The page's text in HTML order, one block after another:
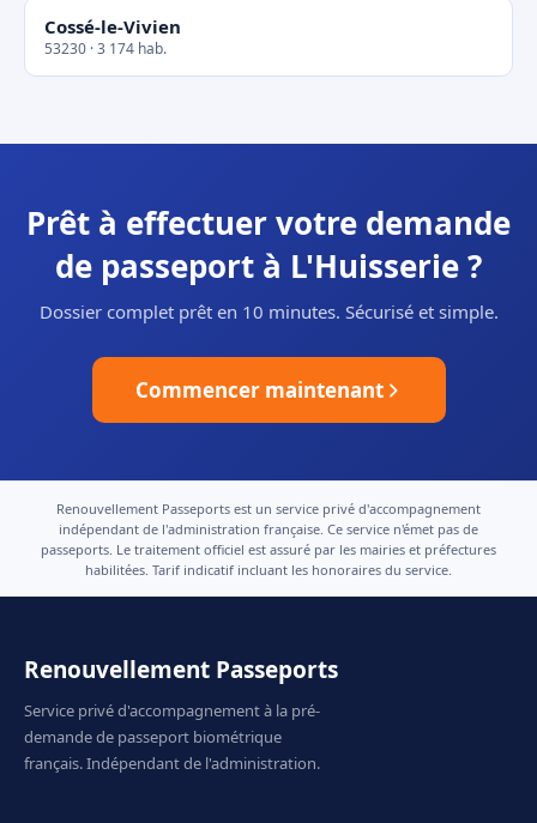
Cossé-le-Vivien
53230 · 3 174 hab.
Prêt à effectuer votre demande
de passeport à L'Huisserie ?
Dossier complet prêt en 10 minutes. Sécurisé et simple.
Commencer maintenant
Renouvellement Passeports est un service privé d'accompagnement
indépendant de l'administration française. Ce service n'émet pas de
passeports. Le traitement officiel est assuré par les mairies et préfectures
habilitées. Tarif indicatif incluant les honoraires du service.
Renouvellement Passeports
Service privé d'accompagnement à la pré-
demande de passeport biométrique
français. Indépendant de l'administration.